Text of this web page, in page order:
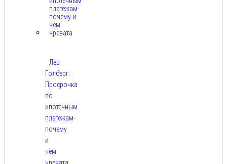
Лев
Голберг:
Просрочка
по
ипотечным
платежам-
почему
и
чем